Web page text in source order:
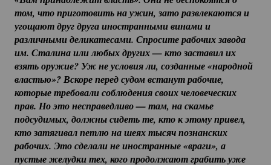
том, что приготовить на ужин, зато развлекаются и
угощают друг друга иностранными винами и
различными деликатесами. Спросите рабочих завода
им. Сталина или любых других — кто заставил их
взять оружие? Уж не условия ли, созданные «народной
властью»? Вскоре перед судом встанут рабочие,
которые требовали соблюдения своих человеческих
прав. Но это несправедливо — там, на скамье
подсудимых, должны сидеть те, кто к этому привел,
кто затягивал петлю на шеях тысяч познанских
рабочих. Это сделали не иностранные «враги», а
пустые желудки тех, кого продолжают грабить уже